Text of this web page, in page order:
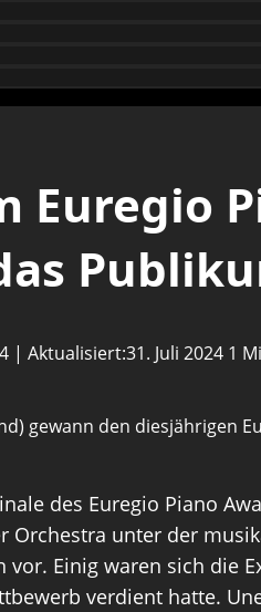
Euregio
| Aktualisiert:31. Juli 2024 1
gewann den diesjährigen
des Euregio Piano
Orchestra unter der
Einig waren sich die
verdient hatte.